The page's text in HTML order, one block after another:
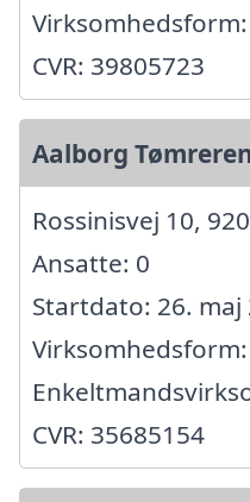
CVR: 39805723
Aalborg
Rossinisvej 10,
Ansatte: 0
Startdato: 26. maj
Virksomhedsform:
CVR: 35685154